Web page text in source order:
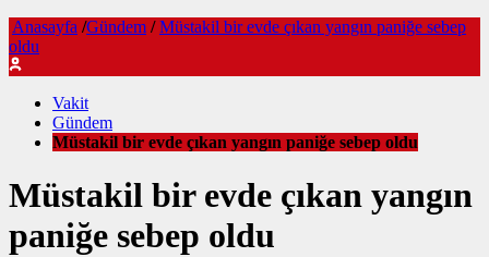
Anasayfa /Gündem / Müstakil bir evde çıkan yangın paniğe sebep
oldu
Vakit
Gündem
Müstakil bir evde çıkan yangın paniğe sebep oldu
Müstakil bir evde çıkan yangın
paniğe sebep oldu